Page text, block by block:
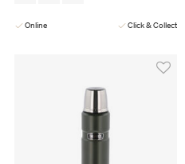
Online Click & Collect